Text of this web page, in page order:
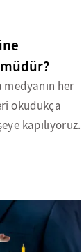
her
okudukça
kapılıyoruz.